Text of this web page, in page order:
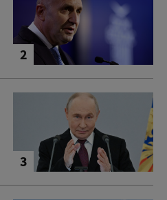
2
3